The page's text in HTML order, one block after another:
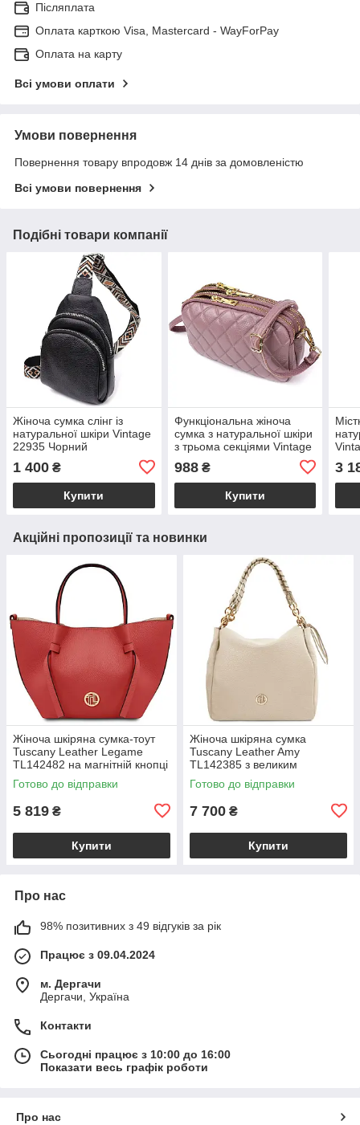
Післяплата
Оплата карткою Visa, Mastercard - WayForPay
Оплата на карту
Всі умови оплати
Умови повернення
Повернення товару впродовж 14 днів за домовленістю
Всі умови повернення
Подібні товари компанії
Жіноча сумка слінг із
натуральної шкіри Vintage
22935 Чорний
1 400 ₴
Купити
Функціональна жіноча
сумка з натуральної шкіри
з трьома секціями Vintage
988₴
Купити
3
Акційні пропозиції та новинки
Жіноча шкіряна сумка-тоут
Tuscany Leather Legame
TL142482 на магнітній кнопці
з плечовим ременем,
коралова BS2482_1_105
Готово до відправки
5 819 ₴
Купити
Жіноча шкіряна сумка
Tuscany Leather Amy
TL142385 з великим
відділенням і плечовим
ременем, бежева
Готово до відправки
7 700 ₴
Купити
Про нас
98% позитивних з 49 відгуків за рік
Працює з 09.04.2024
м. Дергачи
Дергачи, Україна
Контакти
Сьогодні працює з 10:00 до 16:00
Показати весь графік роботи
Про нас